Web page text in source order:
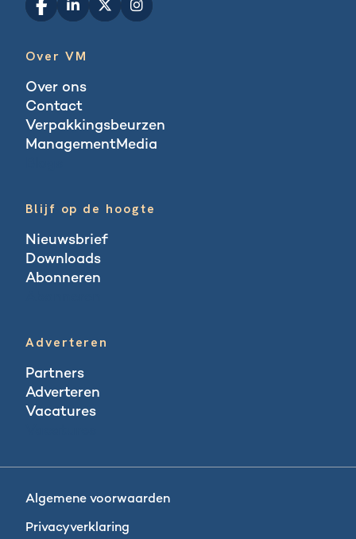
Over VM
Over ons
Contact
Verpakkingsbeurzen
ManagementMedia
Blijf op de hoogte
Nieuwsbrief
Downloads
Abonneren
Adverteren
Partners
Adverteren
Vacatures
Algemene voorwaarden
Privacyverklaring